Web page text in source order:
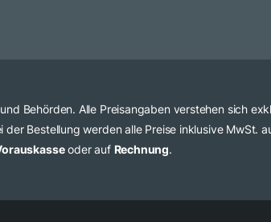
Behörden. Alle Preisangaben verstehen sich
Bestellung werden alle Preise inklusive MwSt.
oder auf Rechnung.